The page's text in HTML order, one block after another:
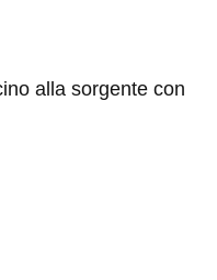
alla sorgente con